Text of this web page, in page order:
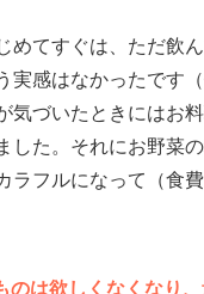
めてすぐは、ただ飲ん
実感はなかったです
気づいたときにはお
した。それにお野菜
ラフルになって（食費
のは欲しくなくなり